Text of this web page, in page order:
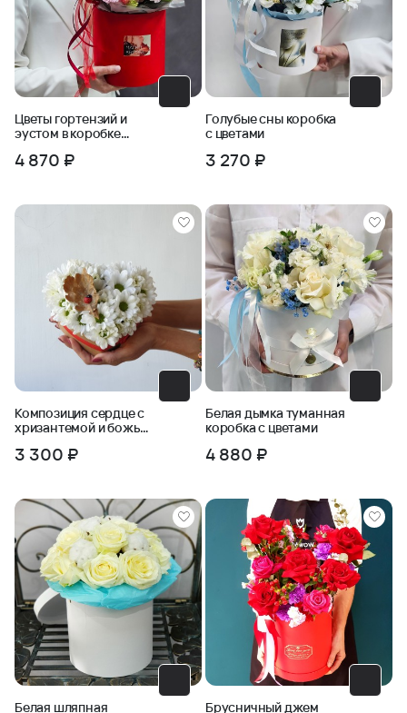
Цветы гортензий и
эустом в коробке
4 870 ₽
Голубые сны коробка
с цветами
3 270 ₽
Композиция сердце с
хризантемой и божьей
3 300 ₽
Белая дымка туманная
коробка с цветами
4 880 ₽
Белая шляпная Брусничный джем